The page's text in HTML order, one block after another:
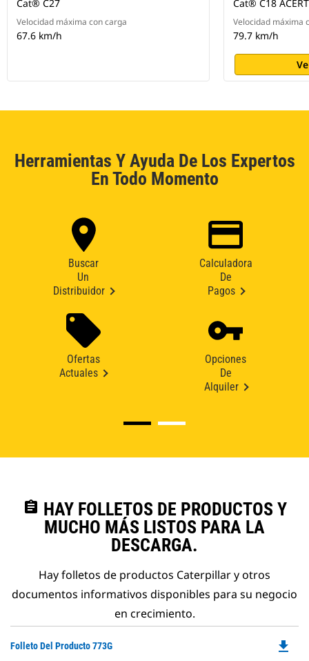
Cat® C27
Velocidad máxima con carga
67.6 km/h
Cat® C18
Velocidad máxima
79.7 km/h
Herramientas Y Ayuda De Los Expertos
En Todo Momento
Buscar
Un
Distribuidor
Calculadora
De
Pagos
Ofertas
Actuales
Opciones
De
Alquiler
assignment HAY FOLLETOS DE PRODUCTOS Y
MUCHO MÁS LISTOS PARA LA
DESCARGA.
Hay folletos de productos Caterpillar y otros
documentos informativos disponibles para su negocio
en crecimiento.
Folleto Del Producto 773G file_download